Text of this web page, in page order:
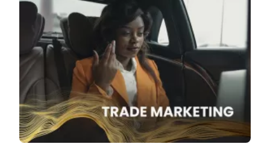
Conheça nossos serviços